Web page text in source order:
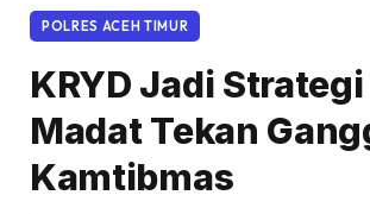
POLRES ACEH TIMUR
KRYD Jadi
Madat Tekan
Kamtibmas